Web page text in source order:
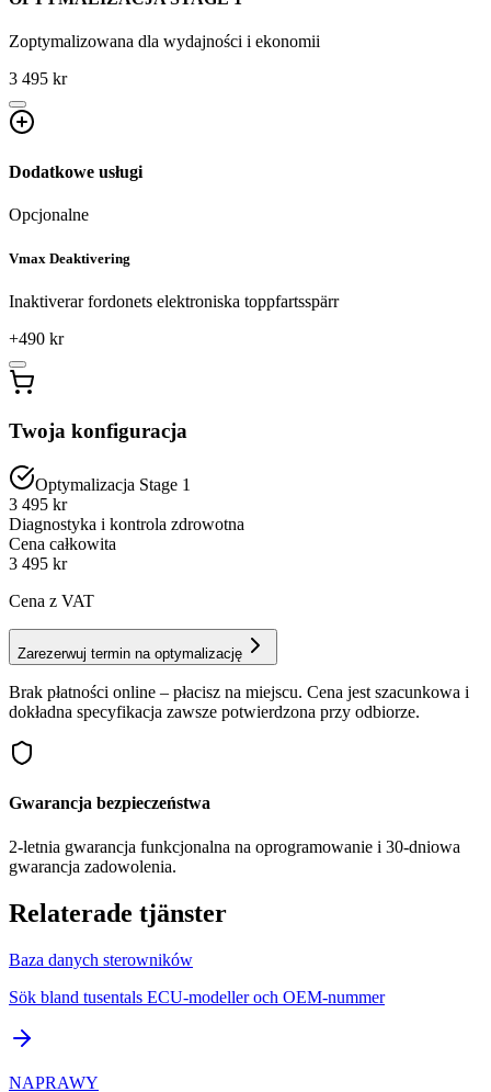
Zoptymalizowana dla wydajności i ekonomii
3 495 kr
Dodatkowe usługi
Opcjonalne
Vmax Deaktivering
Inaktiverar fordonets elektroniska toppfartsspärr
+490 kr
Twoja konfiguracja
Optymalizacja Stage 1
3 495 kr
Diagnostyka i kontrola zdrowotna
Cena całkowita
3 495 kr
Cena z VAT
Zarezerwuj termin na optymalizację
Brak płatności online – płacisz na miejscu. Cena jest szacunkowa i
dokładna specyfikacja zawsze potwierdzona przy odbiorze.
Gwarancja bezpieczeństwa
2-letnia gwarancja funkcjonalna na oprogramowanie i 30-dniowa
gwarancja zadowolenia.
Relaterade tjänster
Baza danych sterowników
Sök bland tusentals ECU-modeller och OEM-nummer
NAPRAWY